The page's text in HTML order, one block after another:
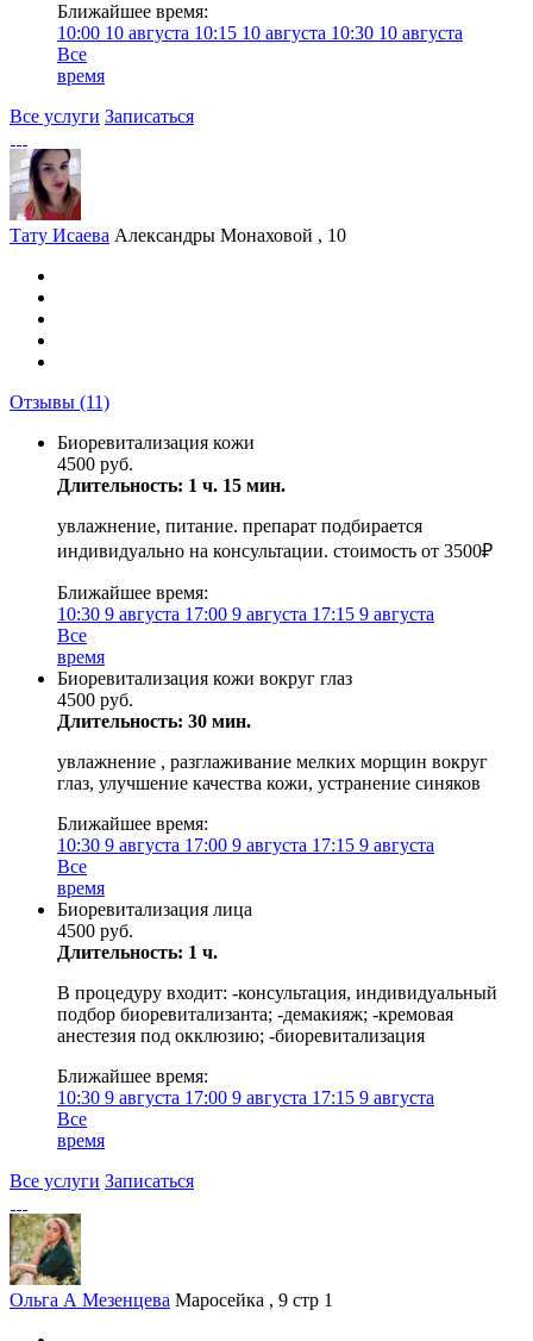
Ближайшее время:
10:00 10 августа 10:15 10 августа 10:30 10 августа
Все
время
Все услуги Записаться
Тату Исаева Александры Монаховой , 10
Отзывы (11)
Биоревитализация кожи
4500 руб.
Длительность: 1 ч. 15 мин.
увлажнение, питание. препарат подбирается
индивидуально на консультации. стоимость от 3500₽
Ближайшее время:
10:30 9 августа 17:00 9 августа 17:15 9 августа
Все
время
Биоревитализация кожи вокруг глаз
4500 руб.
Длительность: 30 мин.
увлажнение , разглаживание мелких морщин вокруг
глаз, улучшение качества кожи, устранение синяков
Ближайшее время:
10:30 9 августа 17:00 9 августа 17:15 9 августа
Все
время
Биоревитализация лица
4500 руб.
Длительность: 1 ч.
В процедуру входит: -консультация, индивидуальный
подбор биоревитализанта; -демакияж; -кремовая
анестезия под окклюзию; -биоревитализация
Ближайшее время:
10:30 9 августа 17:00 9 августа 17:15 9 августа
Все
время
Все услуги Записаться
Ольга А Мезенцева Маросейка , 9 стр 1